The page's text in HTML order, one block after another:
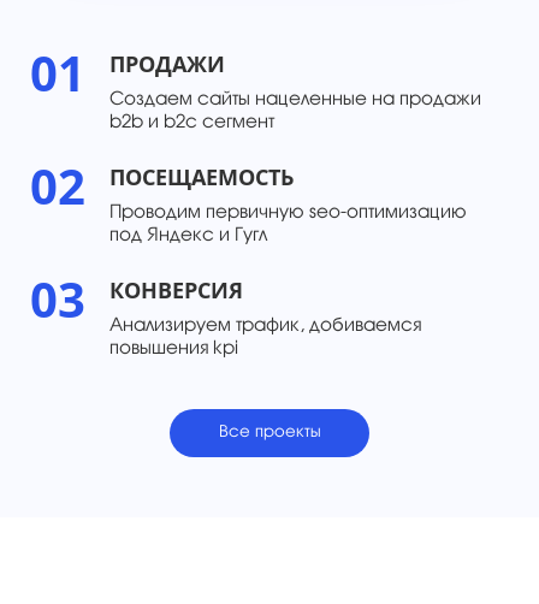
01 ПРОДАЖИ
Создаем сайты нацеленные на продажи
b2b и b2c сегмент
02 ПОСЕЩАЕМОСТЬ
Проводим первичную seo-оптимизацию
под Яндекс и Гугл
03 КОНВЕРСИЯ
Анализируем трафик, добиваемся
повышения kpi
Все проекты